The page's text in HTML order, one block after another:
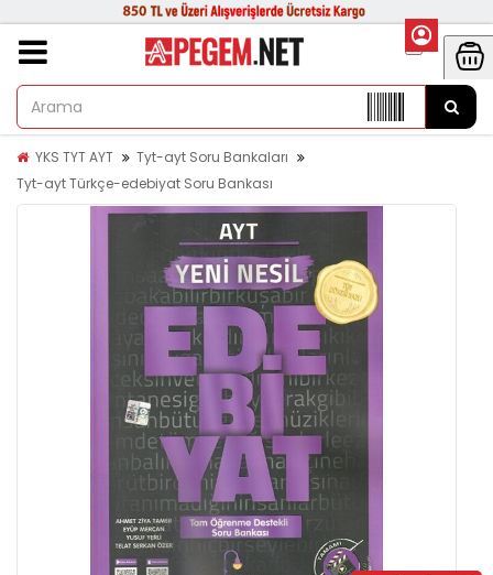
YKS TYT AYT
Tyt-ayt Soru Bankaları
Tyt-ayt Türkçe-edebiyat Soru Bankası